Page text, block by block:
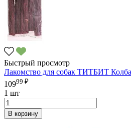
Быстрый просмотр
Лакомство для собак ТИТБИТ
10999 ₽
1 шт
В корзину